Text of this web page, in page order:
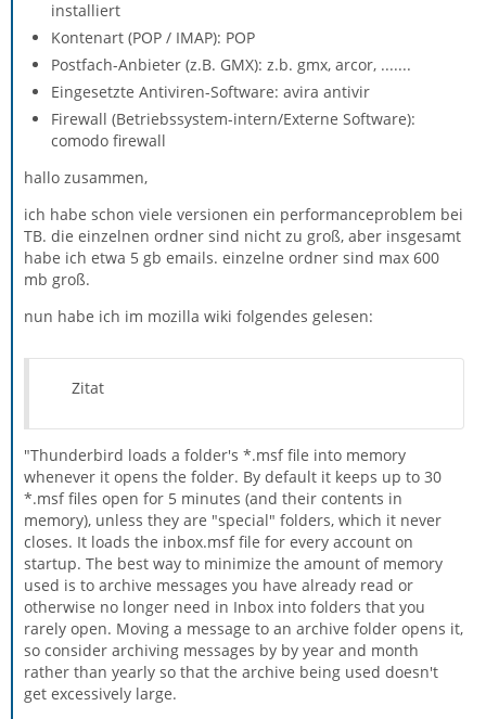
installiert
Kontenart (POP / IMAP): POP
Postfach-Anbieter (z.B. GMX): z.b. gmx, arcor, .......
Eingesetzte Antiviren-Software: avira antivir
Firewall (Betriebssystem-intern/Externe Software):
comodo firewall
hallo zusammen,
ich habe schon viele versionen ein performanceproblem bei
TB. die einzelnen ordner sind nicht zu groß, aber insgesamt
habe ich etwa 5 gb emails. einzelne ordner sind max 600
mb groß.
nun habe ich im mozilla wiki folgendes gelesen:
Zitat
"Thunderbird loads a folder's *.msf file into memory
whenever it opens the folder. By default it keeps up to 30
*.msf files open for 5 minutes (and their contents in
memory), unless they are "special" folders, which it never
closes. It loads the inbox.msf file for every account on
startup. The best way to minimize the amount of memory
used is to archive messages you have already read or
otherwise no longer need in Inbox into folders that you
rarely open. Moving a message to an archive folder opens it,
so consider archiving messages by by year and month
rather than yearly so that the archive being used doesn't
get excessively large.